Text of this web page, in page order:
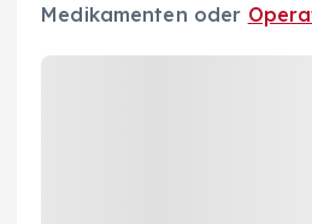
Medikamenten oder